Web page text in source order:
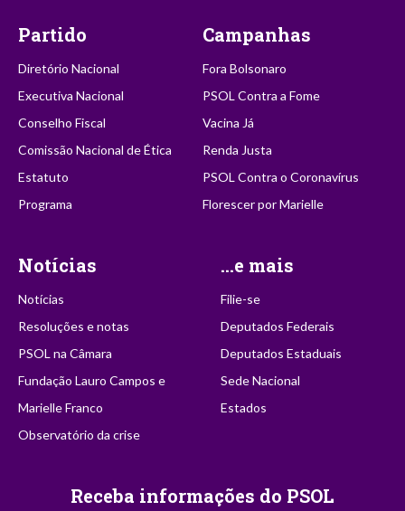
Partido
Diretório Nacional
Executiva Nacional
Conselho Fiscal
Comissão Nacional de Ética
Estatuto
Programa
Campanhas
Fora Bolsonaro
PSOL Contra a Fome
Vacina Já
Renda Justa
PSOL Contra o Coronavírus
Florescer por Marielle
Notícias
Notícias
Resoluções e notas
PSOL na Câmara
Fundação Lauro Campos e
Marielle Franco
Observatório da crise
...e mais
Filie-se
Deputados Federais
Deputados Estaduais
Sede Nacional
Estados
Receba informações do PSOL